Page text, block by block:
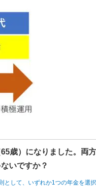
歳）になりました。両
いですか？
として、いずれか1つの年金を選